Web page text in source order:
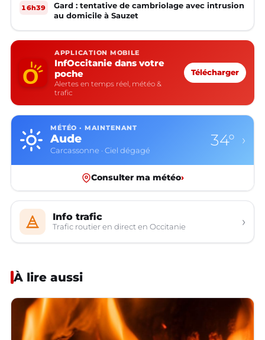
16h39
Gard : tentative de cambriolage avec intrusion
au domicile à Sauzet
APPLICATION MOBILE
InfOccitanie dans votre
poche
Alertes en temps réel, météo &
trafic
Télécharger
MÉTÉO · MAINTENANT
Aude
Carcassonne · Ciel dégagé
34° ›
Consulter ma météo›
Info trafic
Trafic routier en direct en Occitanie ›
À lire aussi